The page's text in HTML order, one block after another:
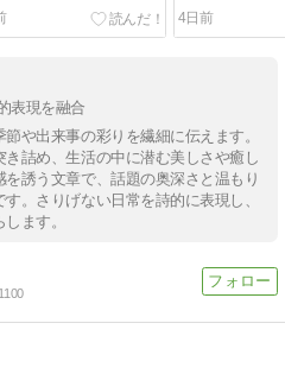
4日前
表現を融合
や出来事の彩りを繊細に伝えます。
詰め、生活の中に潜む美しさや癒し
誘う文章で、話題の奥深さと温もり
。さりげない日常を詩的に表現し、
ます。
1100